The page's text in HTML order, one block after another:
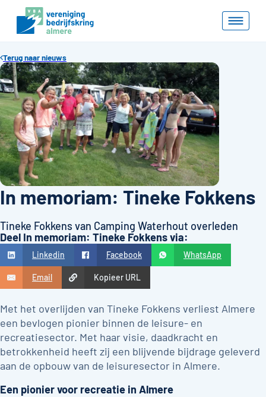
Terug naar nieuws
In memoriam: Tineke Fokkens
Tineke Fokkens van Camping Waterhout overleden
Deel In memoriam: Tineke Fokkens via:
Linkedin Facebook WhatsApp
Email Kopieer URL
Met het overlijden van Tineke Fokkens verliest Almere
een bevlogen pionier binnen de leisure- en
recreatiesector. Met haar visie, daadkracht en
betrokkenheid heeft zij een blijvende bijdrage geleverd
aan de opbouw van de leisuresector in Almere.
Een pionier voor recreatie in Almere